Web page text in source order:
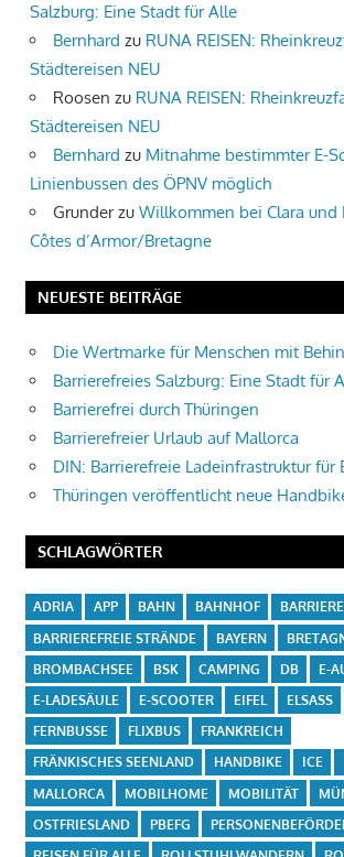
Salzburg: Eine Stadt für Alle
Bernhard zu RUNA REISEN:
Städtereisen NEU
Roosen zu RUNA REISEN:
Städtereisen NEU
Bernhard zu Mitnahme bestimmter E-
Linienbussen des ÖPNV möglich
Grunderzu Willkommen bei Clara und
Côtes d’Armor/Bretagne
NEUESTE BEITRÄGE
Die Wertmarke für Menschen mit
Barrierefreies Salzburg: Eine Stadt für
Barrierefrei durch Thüringen
Barrierefreier Urlaub auf Mallorca
DIN: Barrierefreie Ladeinfrastruktur für
Thüringen veröffentlicht neue
SCHLAGWÖRTER
ADRIA APP BAHN BAHNHOF
BARRIEREFREIE STRÄNDE
BAYERN
BROMBACHSEE
BSK CAMPING DB
E-
E-LADESÄULE
E-SCOOTER EIFEL ELSASS
FERNBUSSE
FLIXBUS
FRANKREICH
FRÄNKISCHES SEENLAND
HANDBIKE ICE
MALLORCA
MOBILHOME MOBILITÄT
OSTFRIESLAND
PBEFG